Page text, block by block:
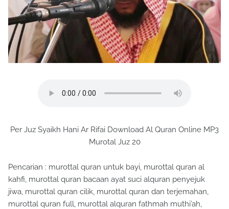
Per Juz Syaikh Hani Ar Rifai Download Al Quran Online MP3
Murotal Juz 20
Pencarian : murottal quran untuk bayi, murottal quran al
kahfi, murottal quran bacaan ayat suci alquran penyejuk
jiwa, murottal quran cilik, murottal quran dan terjemahan,
murottal quran full, murottal alquran fathmah muthi’ah,